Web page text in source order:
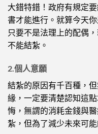
大錯特錯！政府有規定
書才能進行。就算今天
只要不是法理上的配偶
不能結紮。
2.個人意願
結紮的原因有千百種，
緣，一定要清楚認知這
悔，無謂的消耗金錢與
紮，但為了減少未來可